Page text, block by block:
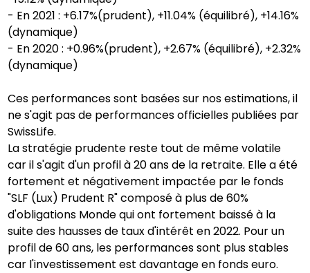
- En 2021 : +6.17%(prudent), +11.04% (équilibré), +14.16%
(dynamique)
- En 2020 : +0.96%(prudent), +2.67% (équilibré), +2.32%
(dynamique)
Ces performances sont basées sur nos estimations, il
ne s'agit pas de performances officielles publiées par
SwissLife.
La stratégie prudente reste tout de même volatile
car il s'agit d'un profil à 20 ans de la retraite. Elle a été
fortement et négativement impactée par le fonds
"SLF (Lux) Prudent R" composé à plus de 60%
d'obligations Monde qui ont fortement baissé à la
suite des hausses de taux d'intérêt en 2022. Pour un
profil de 60 ans, les performances sont plus stables
car l'investissement est davantage en fonds euro.